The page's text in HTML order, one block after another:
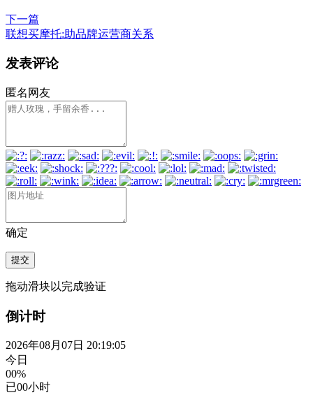
下一篇
联想买摩托:助品牌运营商关系
发表评论
匿名网友
确定
提交
拖动滑块以完成验证
倒计时
2026年08月07日 20:19:05
今日
00%
已00小时